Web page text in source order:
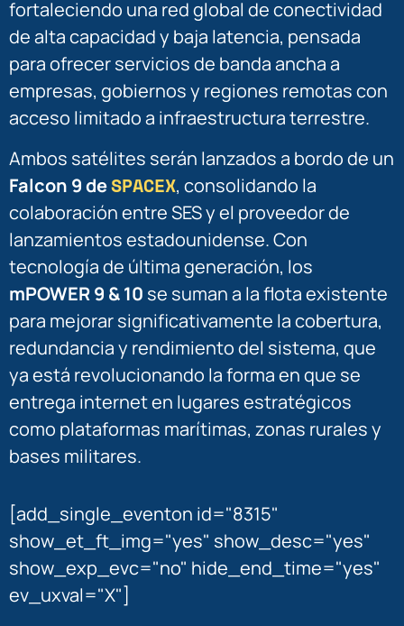
fortaleciendo una red global de conectividad
de alta capacidad y baja latencia, pensada
para ofrecer servicios de banda ancha a
empresas, gobiernos y regiones remotas con
acceso limitado a infraestructura terrestre.
Ambos satélites serán lanzados a bordo de un
Falcon 9 deSPACEX, consolidando la
colaboración entre SES y el proveedor de
lanzamientos estadounidense. Con
tecnología de última generación, los
mPOWER 9 & 10 se suman a la flota existente
para mejorar significativamente la cobertura,
redundancia y rendimiento del sistema, que
ya está revolucionando la forma en que se
entrega internet en lugares estratégicos
como plataformas marítimas, zonas rurales y
bases militares.
[add_single_eventon id="8315"
show_et_ft_img="yes" show_desc="yes"
show_exp_evc="no" hide_end_time="yes"
ev_uxval="X"]